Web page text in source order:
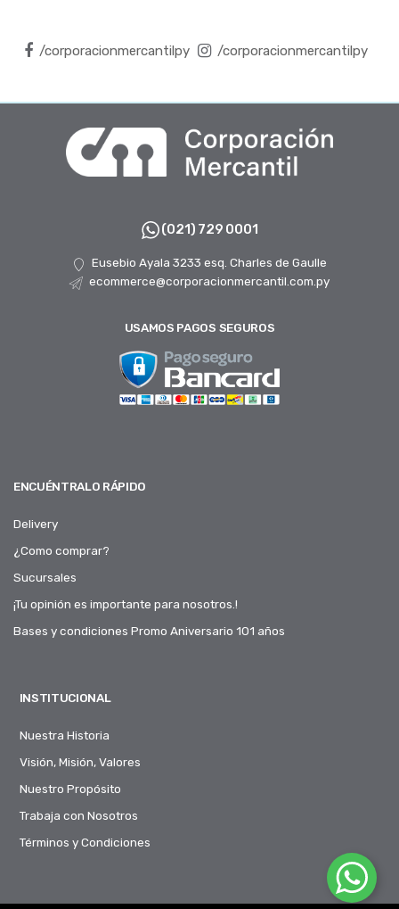
/corporacionmercantilpy /corporacionmercantilpy
(021) 729 0001
Eusebio Ayala 3233 esq. Charles de Gaulle
ecommerce@corporacionmercantil.com.py
USAMOS PAGOS SEGUROS
ENCUÉNTRALO RÁPIDO
Delivery
¿Como comprar?
Sucursales
¡Tu opinión es importante para nosotros.!
Bases y condiciones Promo Aniversario 101 años
INSTITUCIONAL
Nuestra Historia
Visión, Misión, Valores
Nuestro Propósito
Trabaja con Nosotros
Términos y Condiciones